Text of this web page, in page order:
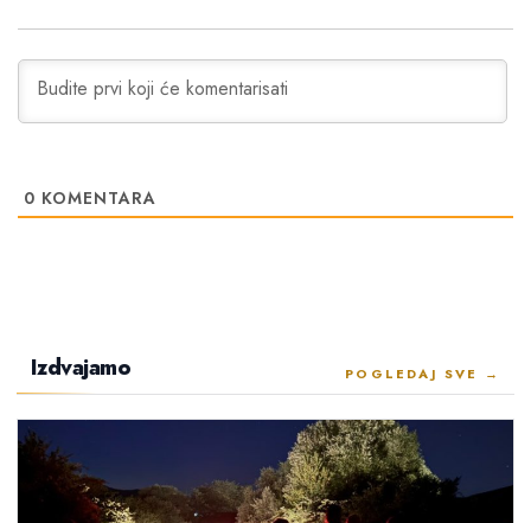
0 KOMENTARA
Izdvajamo POGLEDAJ SVE →